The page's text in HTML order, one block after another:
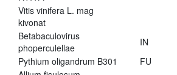
Vitis vinifera L. mag
kivonat
Betabaculovirus
phoperculellae
IN
Pythium oligandrum B301
FU